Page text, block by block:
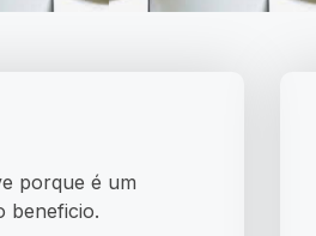
porque é um
beneficio.